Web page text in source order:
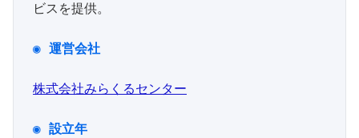
ビスを提供。
株式会社みらくるセンター
◉ 設立年